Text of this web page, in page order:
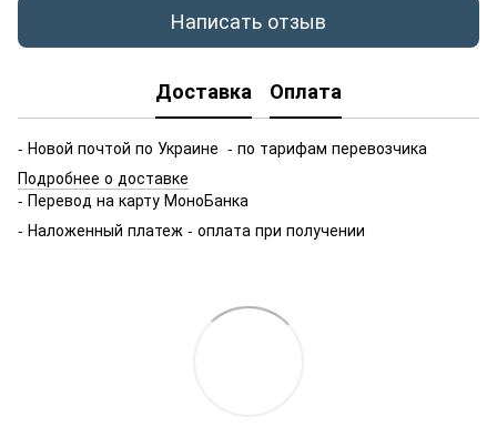
Написать отзыв
Доставка Оплата
- Новой почтой по Украине - по тарифам перевозчика
Подробнее о доставке
- Перевод на карту МоноБанка
- Наложенный платеж - оплата при получении